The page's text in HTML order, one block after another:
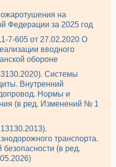
на
Федерации за 2025 год
7-605 от 27.02.2020 О
вводного
обороне
Системы
Внутренний
Нормы и
(в ред. Изменений № 1
транспорта.
(в ред.